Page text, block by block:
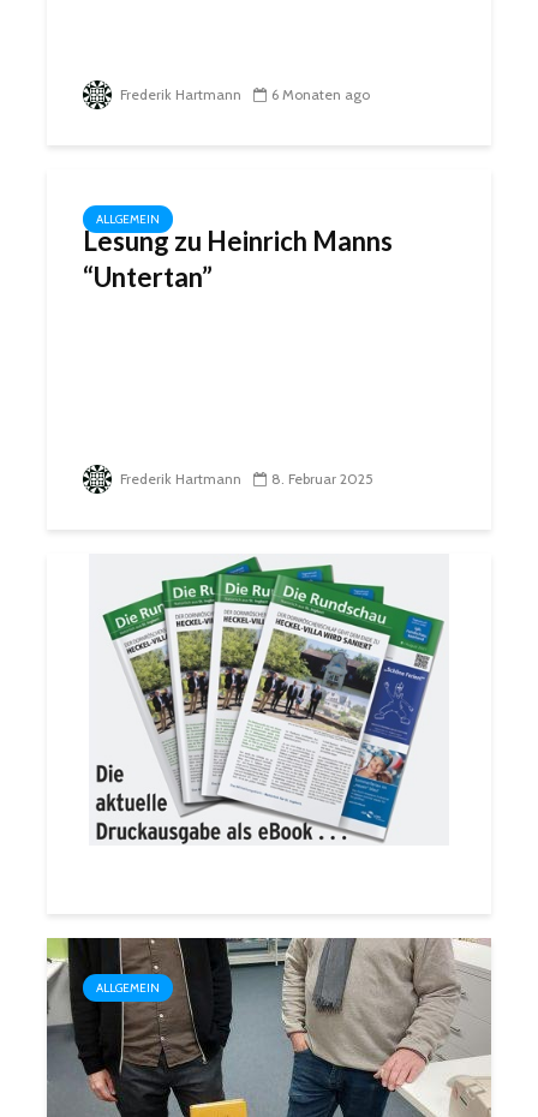
Frederik Hartmann 6 Monaten ago
ALLGEMEIN
Lesung zu Heinrich Manns
“Untertan”
Frederik Hartmann 8. Februar 2025
ALLGEMEIN